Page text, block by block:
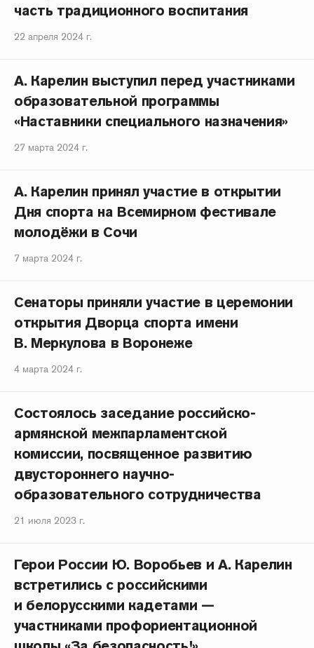
часть традиционного воспитания
22 апреля 2024 г.
А. Карелин выступил перед участниками
образовательной программы
«Наставники специального назначения»
27 марта 2024 г.
А. Карелин принял участие в открытии
Дня спорта на Всемирном фестивале
молодёжи в Сочи
7 марта 2024 г.
Сенаторы приняли участие в церемонии
открытия Дворца спорта имени
В. Меркулова в Воронеже
4 марта 2024 г.
Состоялось заседание российско-
армянской межпарламентской
комиссии, посвященное развитию
двустороннего научно-
образовательного сотрудничества
21 июля 2023 г.
Герои России Ю. Воробьев и А. Карелин
встретились с российскими
и белорусскими кадетами —
участниками профориентационной